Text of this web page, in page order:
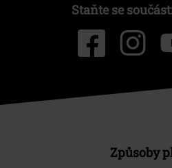
Staňte se
Způsoby